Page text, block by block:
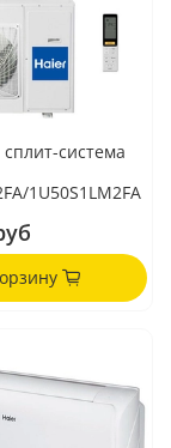
сплит-система
1U50S1LM2FA